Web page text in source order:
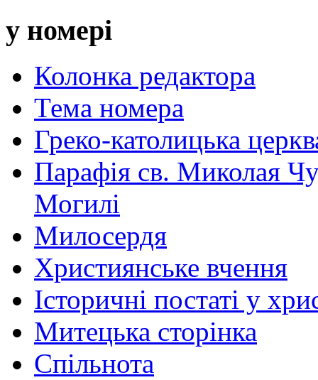
у номері
Колонка редактора
Тема номера
Греко-католицька
Парафія св. Миколая
Могилі
Милосердя
Християнське вчення
Історичні постаті у
Митецька сторінка
Спільнота